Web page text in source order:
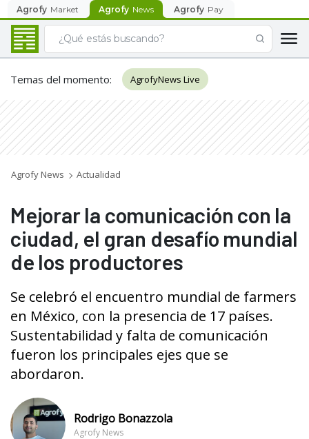
Agrofy Market Agrofy News Agrofy Pay
Temas del momento: AgrofyNews Live
Agrofy News Actualidad
Mejorar la comunicación con la
ciudad, el gran desafío mundial
de los productores
Se celebró el encuentro mundial de farmers
en México, con la presencia de 17 países.
Sustentabilidad y falta de comunicación
fueron los principales ejes que se
abordaron.
Rodrigo Bonazzola
Agrofy News